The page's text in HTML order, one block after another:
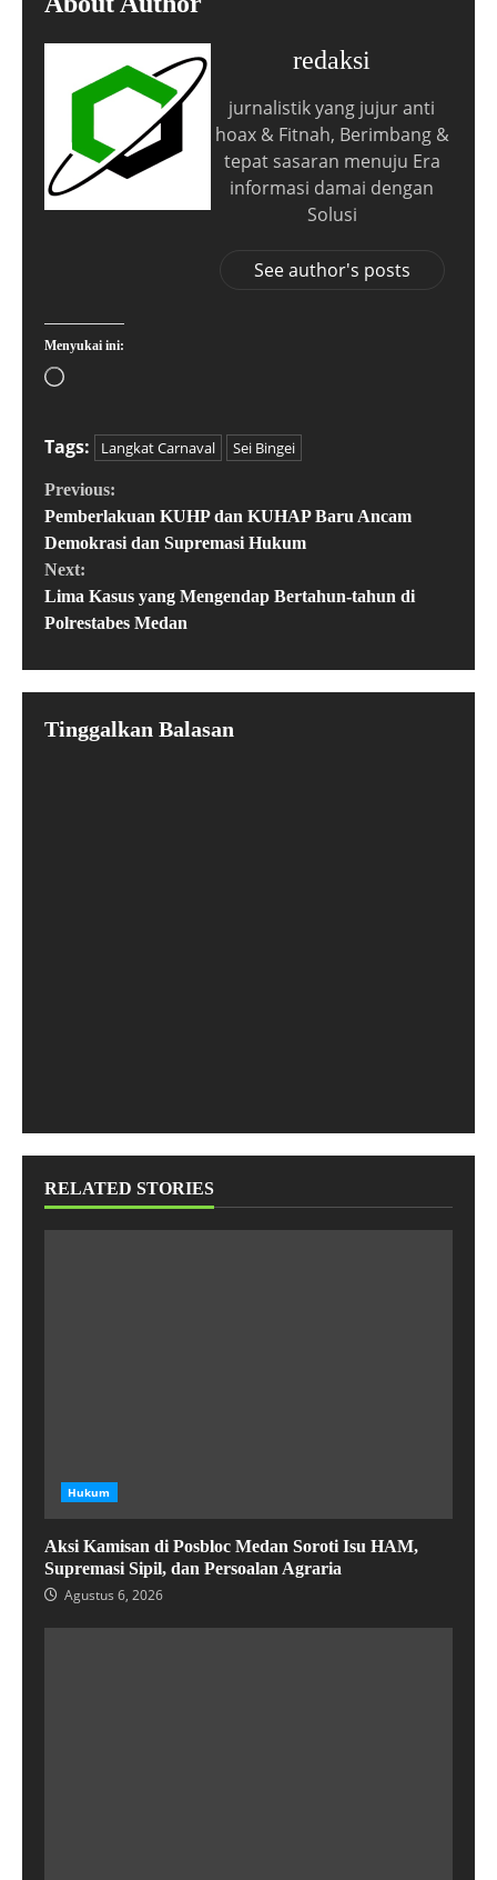
redaksi
jurnalistik yang jujur anti
hoax & Fitnah, Berimbang &
tepat sasaran menuju Era
informasi damai dengan
Solusi
See author's posts
Menyukai ini:
Tags: Langkat Carnaval Sei Bingei
Previous:
Pemberlakuan KUHP dan KUHAP Baru Ancam
Demokrasi dan Supremasi Hukum
Next:
Lima Kasus yang Mengendap Bertahun-tahun di
Polrestabes Medan
Tinggalkan Balasan
RELATED STORIES
Hukum
Aksi Kamisan di Posbloc Medan Soroti Isu HAM,
Supremasi Sipil, dan Persoalan Agraria
Agustus 6, 2026